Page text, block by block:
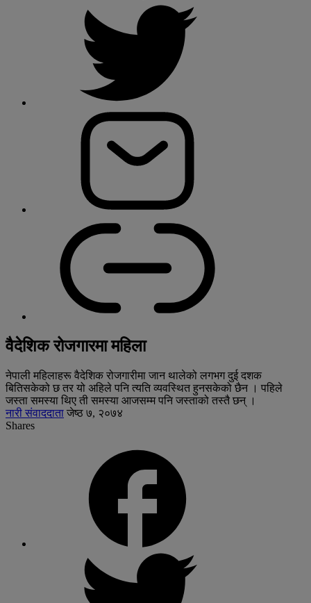
वैदेशिक रोजगारमा महिला
नेपाली महिलाहरू वैदेशिक रोजगारीमा जान थालेको लगभग दुई दशक
बितिसकेको छ तर यो अहिले पनि त्यति व्यवस्थित हुनसकेको छैन । पहिले
जस्ता समस्या थिए ती समस्या आजसम्म पनि जस्ताको तस्तै छन् ।
नारी संवाददाता जेष्ठ ७, २०७४
Shares